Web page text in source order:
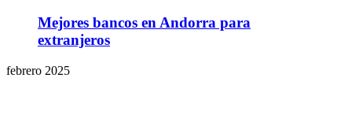
Mejores bancos en Andorra para
extranjeros
febrero 2025